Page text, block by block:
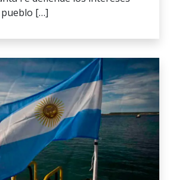
[…]